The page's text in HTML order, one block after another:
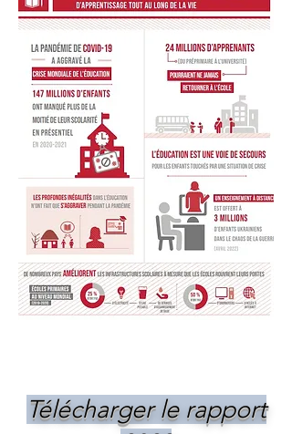
Télécharger le rapport